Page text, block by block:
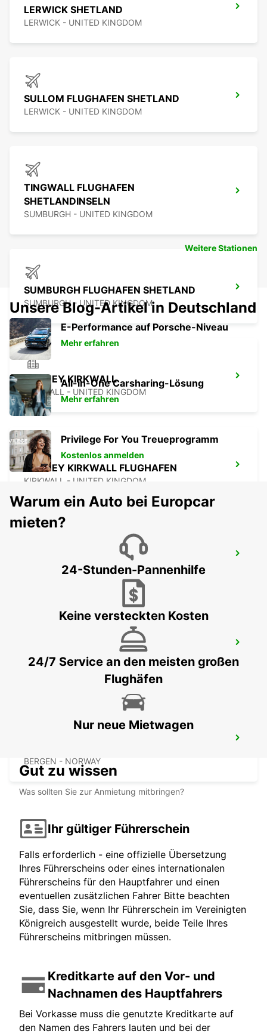
LERWICK SHETLAND
LERWICK - UNITED KINGDOM
SULLOM FLUGHAFEN SHETLAND
LERWICK - UNITED KINGDOM
TINGWALL FLUGHAFEN
SHETLANDINSELN
SUMBURGH - UNITED KINGDOM
SUMBURGH FLUGHAFEN SHETLAND
SUMBURGH - UNITED KINGDOM
ORKNEY KIRKWALL
KIRKWALL - UNITED KINGDOM
ORKNEY KIRKWALL FLUGHAFEN
KIRKWALL - UNITED KINGDOM
ABERDEEN FLUGHAFEN
ABERDEEN - UNITED KINGDOM
INVERNESS FLUGHAFEN
INVERNESS - UNITED KINGDOM
BERGEN APT FLESLAND MEET AND
BERGEN - NORWAY
Weitere Stationen
Unsere Blog-Artikel in Deutschland
E-Performance auf Porsche-Niveau
Mehr erfahren
All-in-One Carsharing-Lösung
Mehr erfahren
Privilege For You Treueprogramm
Kostenlos anmelden
Warum ein Auto bei Europcar
mieten?
24-Stunden-Pannenhilfe
Keine versteckten Kosten
24/7 Service an den meisten großen
Flughäfen
Nur neue Mietwagen
Gut zu wissen
Was sollten Sie zur Anmietung mitbringen?
Ihr gültiger Führerschein
Falls erforderlich - eine offizielle Übersetzung
Ihres Führerscheins oder eines internationalen
Führerscheins für den Hauptfahrer und einen
eventuellen zusätzlichen Fahrer Bitte beachten
Sie, dass Sie, wenn Ihr Führerschein im Vereinigten
Königreich ausgestellt wurde, beide Teile Ihres
Führerscheins mitbringen müssen.
Kreditkarte auf den Vor- und
Nachnamen des Hauptfahrers
Bei Vorkasse muss die genutzte Kreditkarte auf
den Namen des Fahrers lauten und bei der